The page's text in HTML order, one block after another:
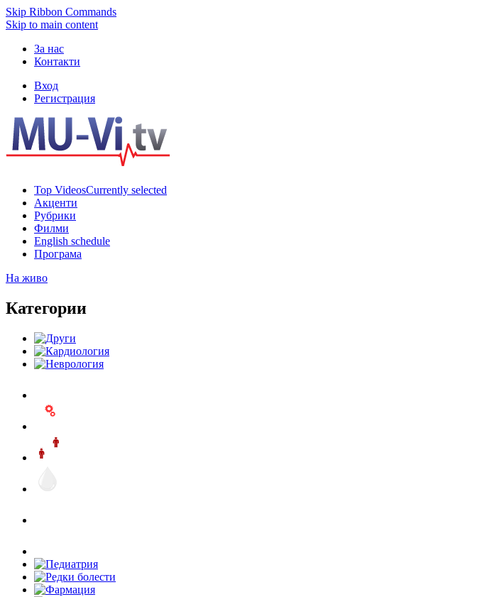
Skip Ribbon Commands
Skip to main content
За нас
Контакти
Вход
Регистрация
Top VideosCurrently selected
Акценти
Рубрики
Филми
English schedule
Програма
На живо
Категории